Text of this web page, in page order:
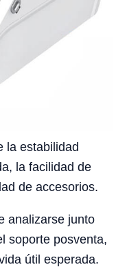
la estabilidad
la facilidad de
de accesorios.
analizarse junto
soporte posventa,
útil esperada.